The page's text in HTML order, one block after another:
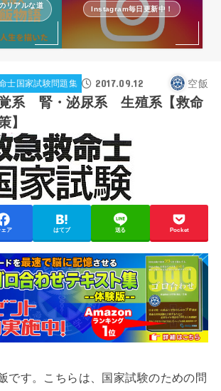
リアルな道
Instagram毎日更新中！
士国家試験問題集 2017.09.12 空飯
覚系 腎・泌尿系 生殖系【救命
】
ェア はてブ 送る Pocket
です。こちらは、国家試験のための問